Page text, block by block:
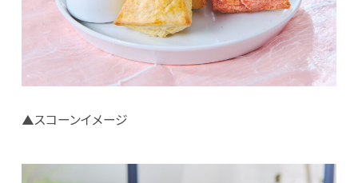
▲スコーンイメージ